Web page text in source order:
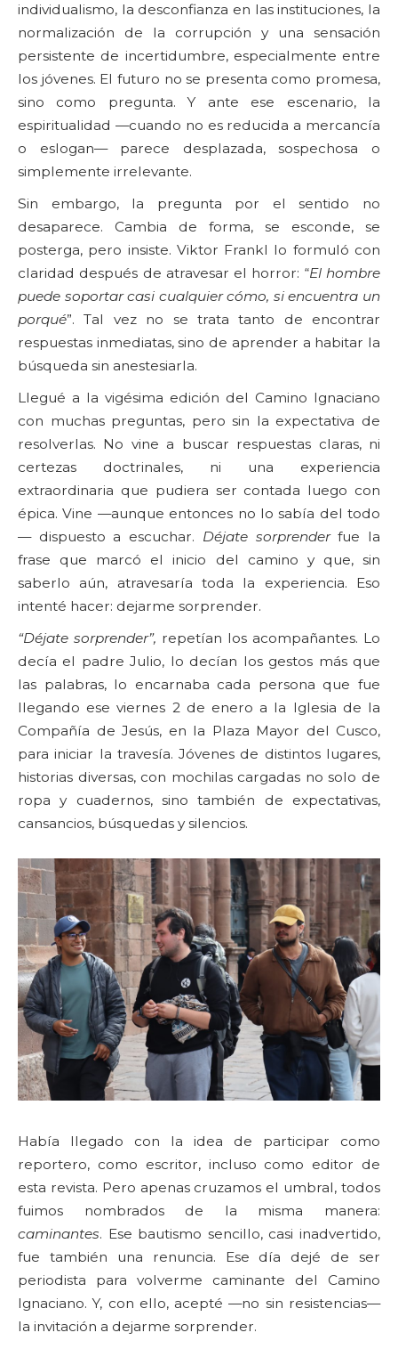
individualismo, la desconfianza en las instituciones, la
normalización de la corrupción y una sensación
persistente de incertidumbre, especialmente entre
los jóvenes. El futuro no se presenta como promesa,
sino como pregunta. Y ante ese escenario, la
espiritualidad —cuando no es reducida a mercancía
o eslogan— parece desplazada, sospechosa o
simplemente irrelevante.
Sin embargo, la pregunta por el sentido no
desaparece. Cambia de forma, se esconde, se
posterga, pero insiste. Viktor Frankl lo formuló con
claridad después de atravesar el horror: “El hombre
puede soportar casi cualquier cómo, si encuentra un
porqué”. Tal vez no se trata tanto de encontrar
respuestas inmediatas, sino de aprender a habitar la
búsqueda sin anestesiarla.
Llegué a la vigésima edición del Camino Ignaciano
con muchas preguntas, pero sin la expectativa de
resolverlas. No vine a buscar respuestas claras, ni
certezas doctrinales, ni una experiencia
extraordinaria que pudiera ser contada luego con
épica. Vine —aunque entonces no lo sabía del todo
— dispuesto a escuchar. Déjate sorprenderfue la
frase que marcó el inicio del camino y que, sin
saberlo aún, atravesaría toda la experiencia. Eso
intenté hacer: dejarme sorprender.
“Déjate sorprender”, repetían los acompañantes. Lo
decía el padre Julio, lo decían los gestos más que
las palabras, lo encarnaba cada persona que fue
llegando ese viernes 2 de enero a la Iglesia de la
Compañía de Jesús, en la Plaza Mayor del Cusco,
para iniciar la travesía. Jóvenes de distintos lugares,
historias diversas, con mochilas cargadas no solo de
ropa y cuadernos, sino también de expectativas,
cansancios, búsquedas y silencios.
Había llegado con la idea de participar como
reportero, como escritor, incluso como editor de
esta revista. Pero apenas cruzamos el umbral, todos
fuimos nombrados de la misma manera:
caminantes. Ese bautismo sencillo, casi inadvertido,
fue también una renuncia. Ese día dejé de ser
periodista para volverme caminante del Camino
Ignaciano. Y, con ello, acepté —no sin resistencias—
la invitación a dejarme sorprender.